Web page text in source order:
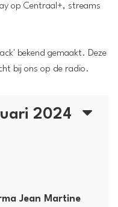
op Centraal+, streams
bekend gemaakt. Deze
bij ons op de radio.
2024
Jean Martine